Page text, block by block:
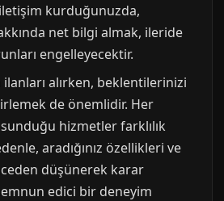
kurduğunuzda,
net bilgi almak, ileride
engelleyecektir.
alırken, beklentilerinizi
de önemlidir. Her
hizmetler farklılık
aradığınız özellikleri ve
düşünerek karar
edici bir deneyim